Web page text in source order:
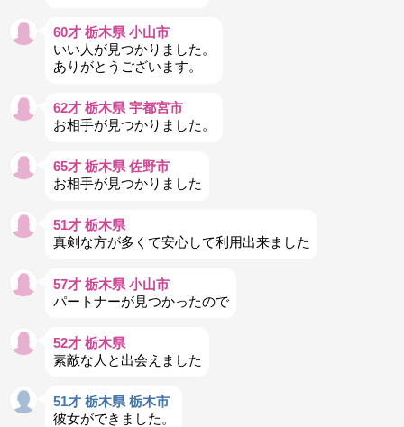
60才 栃木県 小山市
いい人が見つかりました。
ありがとうございます。
62才 栃木県 宇都宮市
お相手が見つかりました。
65才 栃木県 佐野市
お相手が見つかりました
51才 栃木県
真剣な方が多くて安心して利用出来ました
57才 栃木県 小山市
パートナーが見つかったので
52才 栃木県
素敵な人と出会えました
51才 栃木県 栃木市
彼女ができました。